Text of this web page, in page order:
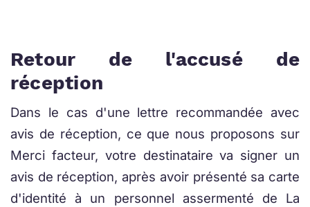
Retour de l'accusé de
réception
Dans le cas d'une lettre recommandée avec
avis de réception, ce que nous proposons sur
Merci facteur, votre destinataire va signer un
avis de réception, après avoir présenté sa carte
d'identité à un personnel assermenté de La